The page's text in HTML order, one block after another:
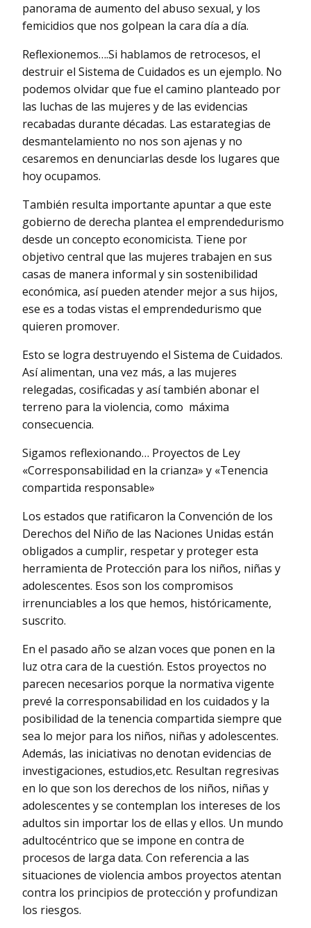
panorama de aumento del abuso sexual, y los
femicidios que nos golpean la cara día a día.
Reflexionemos….Si hablamos de retrocesos, el
destruir el Sistema de Cuidados es un ejemplo. No
podemos olvidar que fue el camino planteado por
las luchas de las mujeres y de las evidencias
recabadas durante décadas. Las estarategias de
desmantelamiento no nos son ajenas y no
cesaremos en denunciarlas desde los lugares que
hoy ocupamos.
También resulta importante apuntar a que este
gobierno de derecha plantea el emprendedurismo
desde un concepto economicista. Tiene por
objetivo central que las mujeres trabajen en sus
casas de manera informal y sin sostenibilidad
económica, así pueden atender mejor a sus hijos,
ese es a todas vistas el emprendedurismo que
quieren promover.
Esto se logra destruyendo el Sistema de Cuidados.
Así alimentan, una vez más, a las mujeres
relegadas, cosificadas y así también abonar el
terreno para la violencia, como máxima
consecuencia.
Sigamos reflexionando… Proyectos de Ley
«Corresponsabilidad en la crianza» y «Tenencia
compartida responsable»
Los estados que ratificaron la Convención de los
Derechos del Niño de las Naciones Unidas están
obligados a cumplir, respetar y proteger esta
herramienta de Protección para los niños, niñas y
adolescentes. Esos son los compromisos
irrenunciables a los que hemos, históricamente,
suscrito.
En el pasado año se alzan voces que ponen en la
luz otra cara de la cuestión. Estos proyectos no
parecen necesarios porque la normativa vigente
prevé la corresponsabilidad en los cuidados y la
posibilidad de la tenencia compartida siempre que
sea lo mejor para los niños, niñas y adolescentes.
Además, las iniciativas no denotan evidencias de
investigaciones, estudios,etc. Resultan regresivas
en lo que son los derechos de los niños, niñas y
adolescentes y se contemplan los intereses de los
adultos sin importar los de ellas y ellos. Un mundo
adultocéntrico que se impone en contra de
procesos de larga data. Con referencia a las
situaciones de violencia ambos proyectos atentan
contra los principios de protección y profundizan
los riesgos.